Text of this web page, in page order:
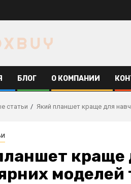
БЛОГ О КОМПАНИИ
статьи Який планшет краще для
краще
моделей